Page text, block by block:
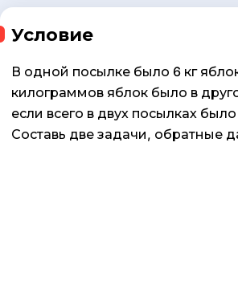
Условие
В одной посылке было 6 кг
килограммов яблок было в
если всего в двух посылках было
Составь две задачи, обратные